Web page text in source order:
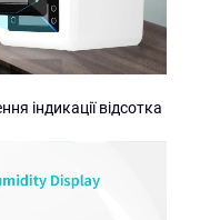
індикації відсотка